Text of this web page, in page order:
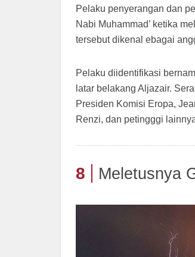
Pelaku penyerangan dan
Nabi Muhammad’ ketika
tersebut dikenal ebagai
Pelaku diidentifikasi
latar belakang Aljazair.
Presiden Komisi Eropa,
Renzi, dan petingggi
8 Meletusnya